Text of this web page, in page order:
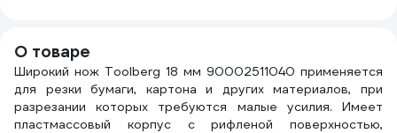
О товаре
Широкий нож Toolberg 18 мм 90002511040 применяется
для резки бумаги, картона и других материалов, при
разрезании которых требуются малые усилия. Имеет
пластмассовый корпус с рифленой поверхностью,